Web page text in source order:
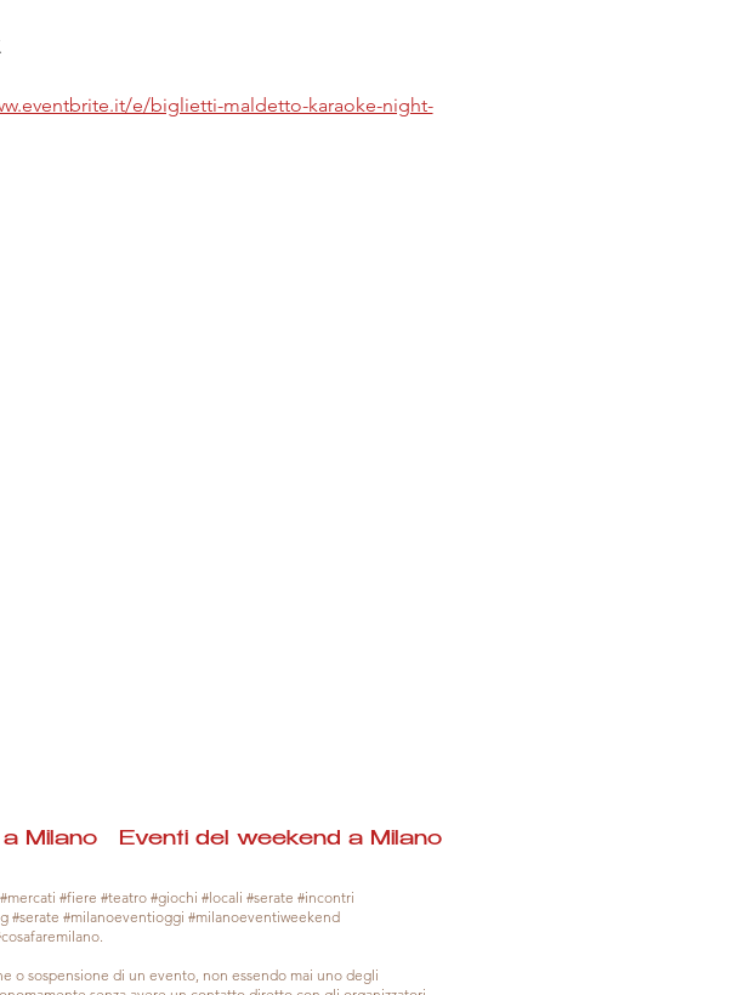
e/biglietti-maldetto-karaoke-night-
Milano Eventi del weekend a Milano
#fiere #teatro #giochi #locali #serate #incontri
#serate #milanoeventioggi #milanoeventiweekend
o sospensione di un evento, non essendo mai uno degli